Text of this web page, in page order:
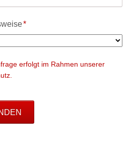
*
erfolgt im Rahmen unserer